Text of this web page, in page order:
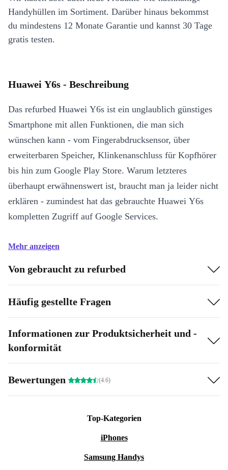
Handyhüllen im Sortiment. Darüber hinaus bekommst
du mindestens 12 Monate Garantie und kannst 30 Tage
gratis testen.
Huawei Y6s - Beschreibung
Das refurbed Huawei Y6s ist ein unglaublich günstiges
Smartphone mit allen Funktionen, die man sich
wünschen kann - vom Fingerabdrucksensor, über
erweiterbaren Speicher, Klinkenanschluss für Kopfhörer
bis hin zum Google Play Store. Warum letzteres
überhaupt erwähnenswert ist, braucht man ja leider nicht
erklären - zumindest hat das gebrauchte Huawei Y6s
kompletten Zugriff auf Google Services.
Mehr anzeigen
Von gebraucht zu refurbed
Häufig gestellte Fragen
Informationen zur Produktsicherheit und -
konformität
Bewertungen (4.6)
Top-Kategorien
iPhones
Samsung Handys